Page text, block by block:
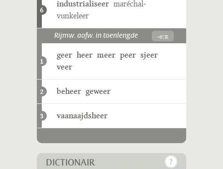
6
industrialiseer maréchal-
vunkeleer
Rijmw. aofw. in toenlengde -eːʀ
1
geer heer meer peer sjeer
veer
2 beheer geweer
3 vaanaajdsheer
DICTIONAIR